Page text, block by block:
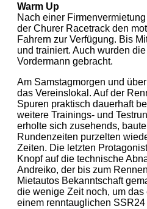
Warm Up
Nach einer
der Churer Racetrack den
Fahrern zur Verfügung. Bis
und trainiert. Auch wurden
Vordermann gebracht.
Am Samstagmorgen und
das Vereinslokal. Auf der
Spuren praktisch dauerhaft
weitere Trainings- und
erholte sich zusehends,
Rundenzeiten purzelten
Zeiten. Die letzten
Knopf auf die technische
Andreiko, der bis zum
Mietautos Bekanntschaft
die wenige Zeit noch, um das
einem renntauglichen